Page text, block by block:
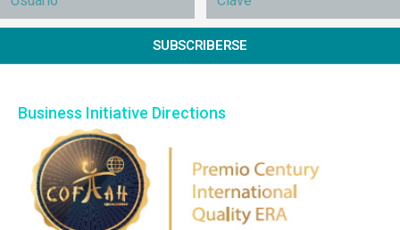
SUBSCRIBERSE
Business Initiative Directions